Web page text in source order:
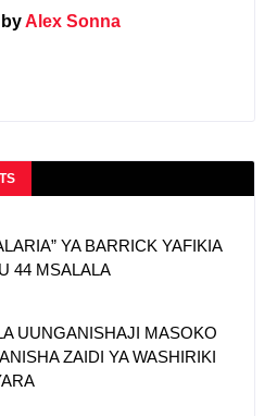
Alex Sonna
YA BARRICK YAFIKIA
44 MSALALA
UUNGANISHAJI MASOKO
ZAIDI YA WASHIRIKI